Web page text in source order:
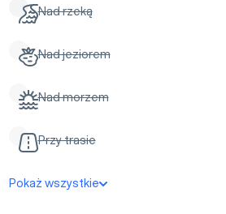
Nad rzeką
Nad jeziorem
Nad morzem
Przy trasie
Pokaż wszystkie